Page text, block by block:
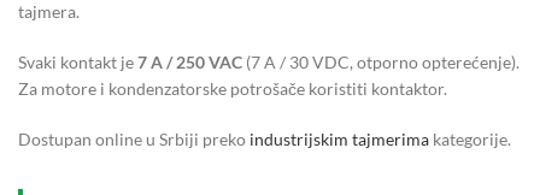
tajmera.
Svaki kontakt je7 A / 250 VAC (7 A / 30 VDC, otporno opterećenje).
Za motore i kondenzatorske potrošače koristiti kontaktor.
Dostupan online u Srbiji preko industrijskim tajmerima kategorije.